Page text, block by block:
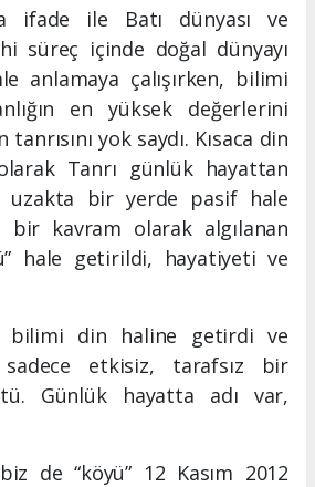
ifade ile Batı dünyası ve
süreç içinde doğal dünyayı
anlamaya çalışırken, bilimi
en yüksek değerlerini
yok saydı. Kısaca din
Tanrı günlük hayattan
uzakta bir yerde pasif hale
bir kavram olarak algılanan
hale getirildi, hayatiyeti ve
bilimi din haline getirdi ve
etkisiz, tarafsız bir
Günlük hayatta adı var,
de “köyü” 12 Kasım 2012